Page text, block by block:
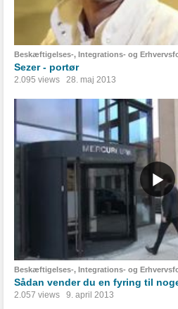
Beskæftigelses-, Integrations- og
Sezer - portør
2.095 views 28. maj 2013
Beskæftigelses-, Integrations- og
Sådan vender du en fyring til
2.057 views 9. april 2013